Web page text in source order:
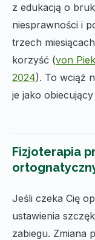
z edukacją o
niesprawności i
trzech
korzyść (von
2024). To wciąż
je jako
Fizjoterapia
Jeśli czeka Cię
ustawienia
zabiegu. Zmiana